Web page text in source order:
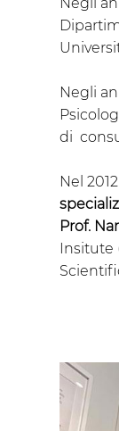
Negli
Negli
di
Nel
Prof.
Insitute